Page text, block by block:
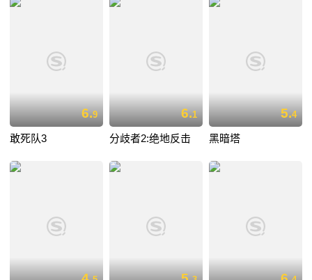
6.9
敢死队3
6.1
分歧者2:绝地反击
5.4
黑暗塔